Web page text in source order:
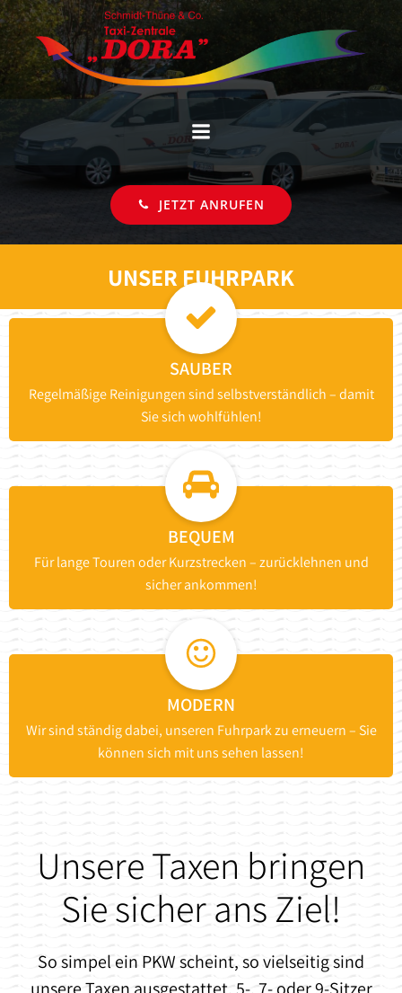
Zum
springen
JETZT ANRUFEN
UNSER FUHRPARK
SAUBER
Regelmäßige Reinigungen sind selbstverständlich – damit
Sie sich wohlfühlen!
BEQUEM
Für lange Touren oder Kurzstrecken – zurücklehnen und
sicher ankommen!
MODERN
Wir sind ständig dabei, unseren Fuhrpark zu erneuern – Sie
können sich mit uns sehen lassen!
Unsere Taxen bringen
Sie sicher ans Ziel!
So simpel ein PKW scheint, so vielseitig sind